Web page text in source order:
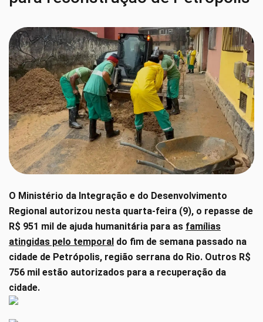
O Ministério da Integração e do Desenvolvimento
Regional autorizou nesta quarta-feira (9), o repasse de
R$ 951 mil de ajuda humanitária para as famílias
atingidas pelo temporal do fim de semana passado na
cidade de Petrópolis, região serrana do Rio. Outros R$
756 mil estão autorizados para a recuperação da
cidade.